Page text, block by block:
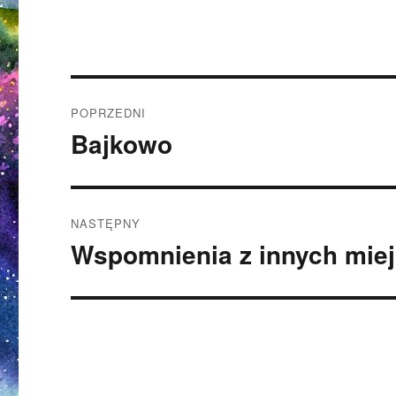
wpisu
POPRZEDNI
Poprzedni
wpis:
Bajkowo
NASTĘPNY
Następny
Wspomnienia z innych